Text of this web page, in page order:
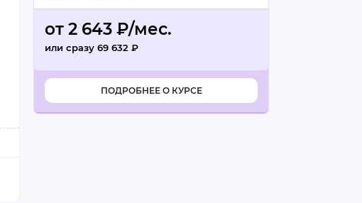
от 2 643 ₽/мес.
или сразу 69 632 ₽
промокод
ПОДРОБНЕЕ О КУРСЕ